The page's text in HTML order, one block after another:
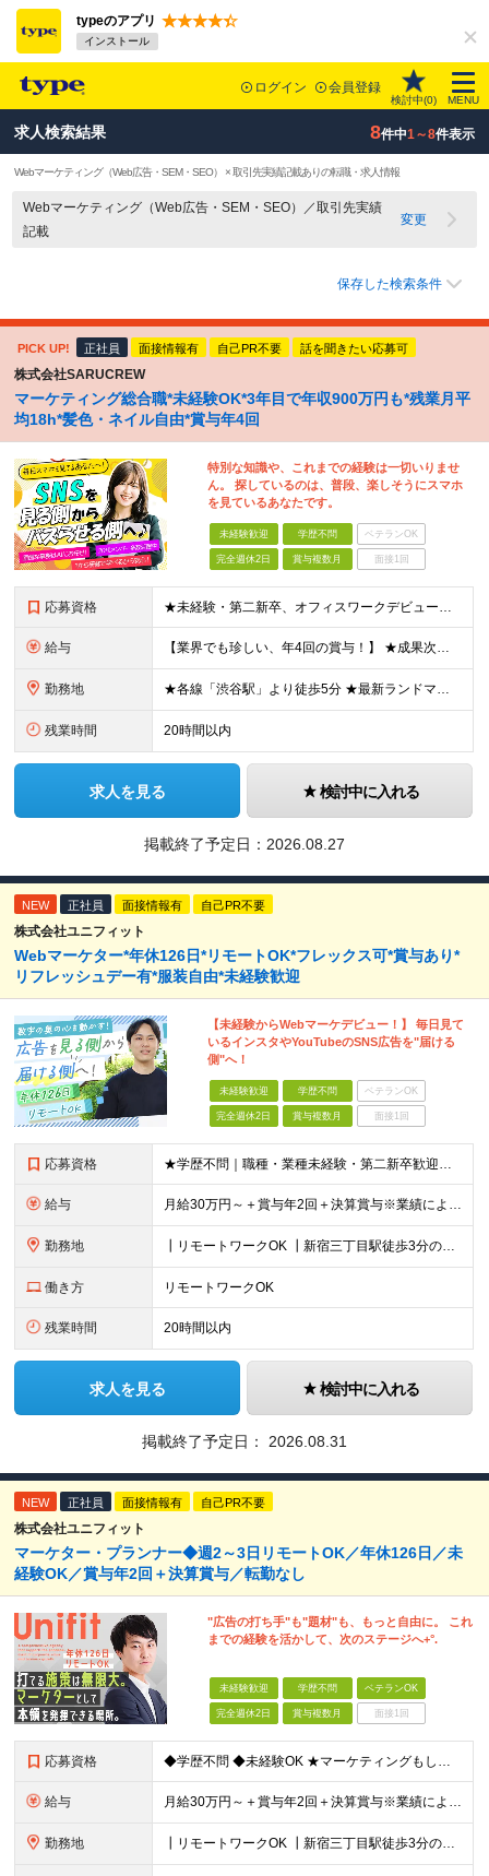
typeのアプリ
インストール
ログイン 会員登録
検討中(0) MENU
求人検索結果 8件中1～8件表示
Webマーケティング（Web広告・SEM・SEO） × 取引先実績記載ありの転職・求人情報
Webマーケティング（Web広告・SEM・SEO）／取引先実績
記載
変更
保存した検索条件
PICK UP! 正社員 面接情報有 自己PR不要 話を聞きたい応募可
株式会社SARUCREW
マーケティング総合職*未経験OK*3年目で年収900万円も*残業月平
均18h*髪色・ネイル自由*賞与年4回
特別な知識や、これまでの経験は一切いりませ
ん。 探しているのは、普段、楽しそうにスマホ
を見ているあなたです。
未経験歓迎 学歴不問 ベテランOK
完全週休2日 賞与複数月 面接1回
応募資格 ★未経験・第二新卒、オフィスワークデビュー大歓迎 ★平均年齢は28.6歳！ ★20代の若手メンバーが中心になって活躍している職場です！ ●学歴不問 ※35歳以下の方（若年層の長期キャリア形成） ★こ
給与 【業界でも珍しい、年4回の賞与！】 ★成果次第でスピード昇給可 →20代で年収700万〜900万超も！ ■未経験：月給26〜30万円＋賞与年4回（業績による）＋各種手当 ※経験・スキルを考慮して決定
勤務地 ★各線「渋谷駅」より徒歩5分 ★最新ランドマークオフィスです！ ★転勤はありません 【本社】 東京都渋谷区道玄坂2-25-12 道玄坂通 dogenzaka-dori 5階 ※(変更の範囲)上記を除
残業時間 20時間以内
求人を見る 検討中に入れる
掲載終了予定日： 2026.08.27
NEW 正社員 面接情報有 自己PR不要
株式会社ユニフィット
Webマーケター*年休126日*リモートOK*フレックス可*賞与あり*
リフレッシュデー有*服装自由*未経験歓迎
【未経験からWebマーケデビュー！】 毎日見て
いるインスタやYouTubeのSNS広告を"届ける
側"へ！
未経験歓迎 学歴不問 ベテランOK
完全週休2日 賞与複数月 面接1回
応募資格 ★学歴不問｜職種・業種未経験・第二新卒歓迎★ ＊数字や専門知識は一切不要です ≪こんな方にピッタリ！≫ ‥‥‥‥‥‥‥‥‥‥‥‥ ◎接客・販売・カウンター業務の経験を活かしたい方 ◎立ち仕事から、腰
給与 月給30万円～＋賞与年2回＋決算賞与※業績による ※上記月給額を目安として、経験や前職給与などを踏まえ、相談のうえ給与額が変動する可能性がございます。 ※試用期間中は賞与対象外となります。※試用期間
勤務地 ┃リモートワークOK ┃新宿三丁目駅徒歩3分のオフィス ┃転勤なし 【本社】 東京都新宿区新宿5-13-9 太平洋不動産新宿ビル 2F ＼オフィスの雰囲気についてご紹介／ 落ち着いた色味でまとめら
働き方 リモートワークOK
残業時間 20時間以内
求人を見る 検討中に入れる
掲載終了予定日： 2026.08.31
NEW 正社員 面接情報有 自己PR不要
株式会社ユニフィット
マーケター・プランナー◆週2～3日リモートOK／年休126日／未
経験OK／賞与年2回＋決算賞与／転勤なし
"広告の打ち手"も"題材"も、もっと自由に。 これ
までの経験を活かして、次のステージへ+°.
未経験歓迎 学歴不問 ベテランOK
完全週休2日 賞与複数月 面接1回
応募資格 ◆学歴不問 ◆未経験OK ★マーケティングもしくはプロモーション企画立案などの実務経験をお持ちの方歓迎します（業界・経験年数不問） ＜ 以下に１つでも当てはまる方は、大歓迎！＞ ◇自社製品・1業界
給与 月給30万円～＋賞与年2回＋決算賞与※業績による ※上記月給額を目安として、経験や前職給与などを踏まえ、相談のうえ給与額が変動する可能性がございます。 ※試用期間中は賞与対象外となります。 【固定
勤務地 ┃リモートワークOK ┃新宿三丁目駅徒歩3分のオフィス ┃転勤なし 【本社】 東京都新宿区新宿5-13-9 太平洋不動産新宿ビル 2F ＼オフィスの雰囲気についてご紹介／ 落ち着いた色味でまとめら